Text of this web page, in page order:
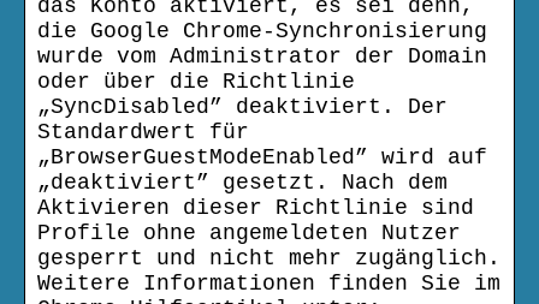
das Konto aktiviert, es sei denn,
die Google Chrome-Synchronisierung
wurde vom Administrator der Domain
oder über die Richtlinie
„SyncDisabled” deaktiviert. Der
Standardwert für
„BrowserGuestModeEnabled” wird auf
„deaktiviert” gesetzt. Nach dem
Aktivieren dieser Richtlinie sind
Profile ohne angemeldeten Nutzer
gesperrt und nicht mehr zugänglich.
Weitere Informationen finden Sie im